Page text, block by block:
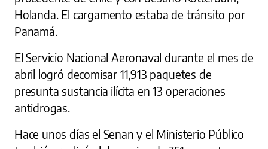
Holanda. El cargamento estaba de tránsito por
Panamá.
El Servicio Nacional Aeronaval durante el mes de
abril logró decomisar 11,913 paquetes de
presunta sustancia ilícita en 13 operaciones
antidrogas.
Hace unos días el Senan y el Ministerio Público